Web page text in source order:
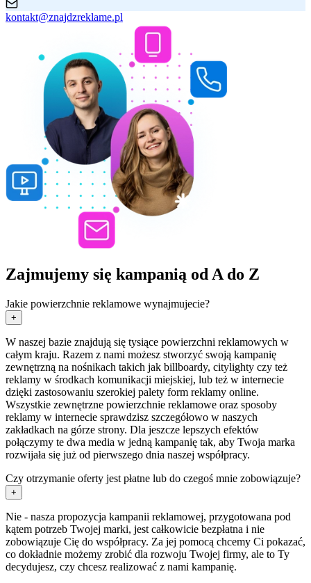
kontakt@znajdzreklame.pl
Zajmujemy się kampanią od A do Z
Jakie powierzchnie reklamowe wynajmujecie?
+
W naszej bazie znajdują się tysiące powierzchni reklamowych w
całym kraju. Razem z nami możesz stworzyć swoją kampanię
zewnętrzną na nośnikach takich jak billboardy, citylighty czy też
reklamy w środkach komunikacji miejskiej, lub też w internecie
dzięki zastosowaniu szerokiej palety form reklamy online.
Wszystkie zewnętrzne powierzchnie reklamowe oraz sposoby
reklamy w internecie sprawdzisz szczegółowo w naszych
zakładkach na górze strony. Dla jeszcze lepszych efektów
połączymy te dwa media w jedną kampanię tak, aby Twoja marka
rozwijała się już od pierwszego dnia naszej współpracy.
Czy otrzymanie oferty jest płatne lub do czegoś mnie zobowiązuje?
+
Nie - nasza propozycja kampanii reklamowej, przygotowana pod
kątem potrzeb Twojej marki, jest całkowicie bezpłatna i nie
zobowiązuje Cię do współpracy. Za jej pomocą chcemy Ci pokazać,
co dokładnie możemy zrobić dla rozwoju Twojej firmy, ale to Ty
decydujesz, czy chcesz realizować z nami kampanię.